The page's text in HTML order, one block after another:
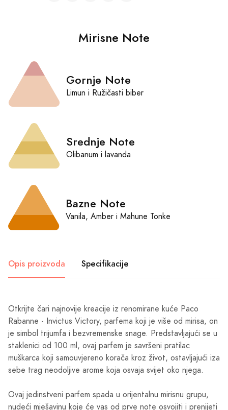
Mirisne Note
Gornje Note
Limun i Ružičasti biber
Srednje Note
Olibanum i lavanda
Bazne Note
Vanila, Amber i Mahune Tonke
Opis proizvoda Specifikacije
Otkrijte čari najnovije kreacije iz renomirane kuće Paco
Rabanne - Invictus Victory, parfema koji je više od mirisa, on
je simbol trijumfa i bezvremenske snage. Predstavljajući se u
staklenici od 100 ml, ovaj parfem je savršeni pratilac
muškarca koji samouvjereno korača kroz život, ostavljajući iza
sebe trag neodoljive arome koja osvaja svijet oko njega.
Ovaj jedinstveni parfem spada u orijentalnu mirisnu grupu,
nudeći mješavinu koje će vas od prve note osvojiti i prenijeti